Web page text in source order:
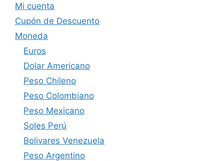
Mi cuenta
Cupón de Descuento
Moneda
Euros
Dolar Americano
Peso Chileno
Peso Colombiano
Peso Mexicano
Soles Perú
Bolivares Venezuela
Peso Argentino